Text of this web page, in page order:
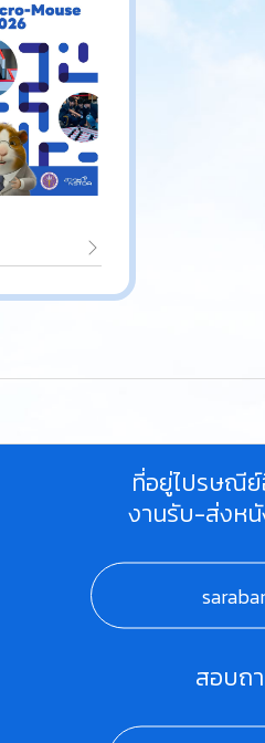
ที่อยู่ไปรษณี
งานรับ-ส่งห
สอบถ